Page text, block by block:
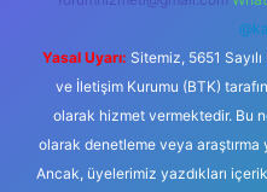
Yasal Uyarı: Sitemiz, 5651
ve İletişim Kurumu (BTK)
olarak hizmet vermektedir. Bu
olarak denetleme veya
Ancak, üyelerimiz yazdıkları